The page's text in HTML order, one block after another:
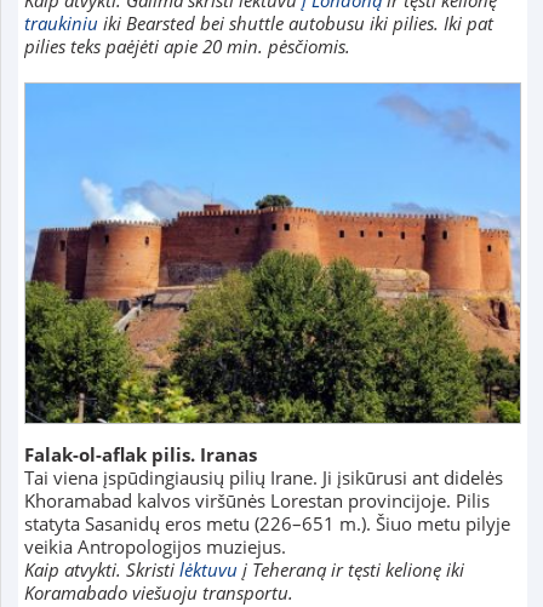
traukiniu iki Bearsted bei shuttle autobusu iki pilies. Iki pat
pilies teks paėjėti apie 20 min. pėsčiomis.
Falak-ol-aflak pilis. Iranas
Tai viena įspūdingiausių pilių Irane. Ji įsikūrusi ant didelės
Khoramabad kalvos viršūnės Lorestan provincijoje. Pilis
statyta Sasanidų eros metu (226–651 m.). Šiuo metu pilyje
veikia Antropologijos muziejus.
Kaip atvykti. Skristi lėktuvu į Teheraną ir tęsti kelionę iki
Koramabado viešuoju transportu.